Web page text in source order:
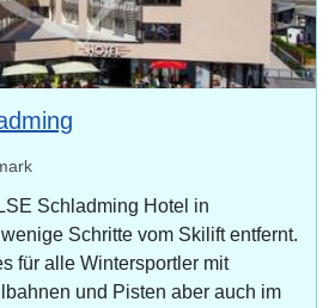
Schladming Hotel in
Schritte vom Skilift entfernt.
für alle Wintersportler mit
und Pisten aber auch im